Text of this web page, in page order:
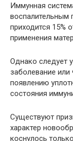
Иммунная
воспалительным
приходится 15%
применения
Однако следует
заболевание или
появлению
состояния
Существуют
характер
коснулось